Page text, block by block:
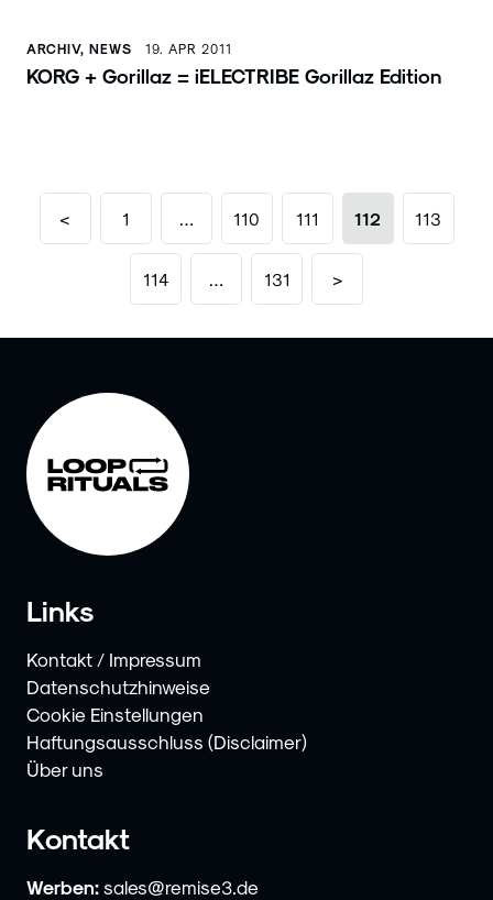
ARCHIV, NEWS 19. APR 2011
KORG + Gorillaz = iELECTRIBE Gorillaz Edition
< 1 … 110 111 112 113
114 … 131 >
Links
Kontakt / Impressum
Datenschutzhinweise
Cookie Einstellungen
Haftungsausschluss (Disclaimer)
Über uns
Kontakt
Werben: sales@remise3.de